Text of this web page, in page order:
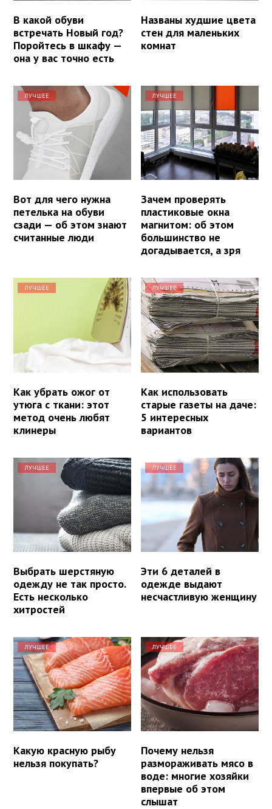
В какой обуви
встречать Новый год?
Поройтесь в шкафу —
она у вас точно есть
Названы худшие цвета
стен для маленьких
комнат
ЛУЧШЕЕ
Вот для чего нужна
петелька на обуви
сзади — об этом знают
считанные люди
ЛУЧШЕЕ
Зачем проверять
пластиковые окна
магнитом: об этом
большинство не
догадывается, а зря
ЛУЧШЕЕ
Как убрать ожог от
утюга с ткани: этот
метод очень любят
клинеры
ЛУЧШЕЕ
Как использовать
старые газеты на даче:
5 интересных
вариантов
ЛУЧШЕЕ
Выбрать шерстяную
одежду не так просто.
Есть несколько
хитростей
ЛУЧШЕЕ
Эти 6 деталей в
одежде выдают
несчастливую женщину
ЛУЧШЕЕ
Какую красную рыбу
нельзя покупать?
ЛУЧШЕЕ
Почему нельзя
размораживать мясо в
воде: многие хозяйки
впервые об этом
слышат